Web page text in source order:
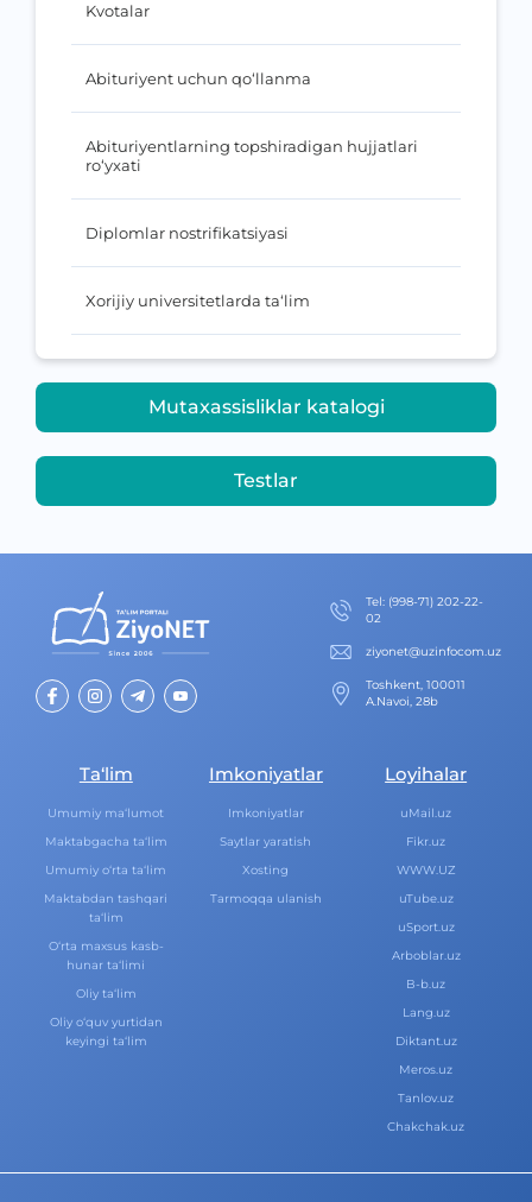
Kvotalar
Abituriyent uchun qo‘llanma
Abituriyentlarning topshiradigan hujjatlari
ro‘yxati
Diplomlar nostrifikatsiyasi
Xorijiy universitetlarda ta‘lim
Mutaxassisliklar katalogi
Testlar
Теl: (998-71) 202-22-
02
ziyonet@uzinfocom.uz
Toshkent, 100011
A.Navoi, 28b
Ta‘lim
Umumiy ma‘lumot
Maktabgacha ta‘lim
Umumiy o‘rta ta‘lim
Maktabdan tashqari
ta‘lim
O‘rta maxsus kasb-
hunar ta‘limi
Oliy ta‘lim
Oliy o‘quv yurtidan
keyingi ta‘lim
Imkoniyatlar
Imkoniyatlar
Saytlar yaratish
Xosting
Tarmoqqa ulanish
Loyihalar
uMail.uz
Fikr.uz
WWW.UZ
uTube.uz
uSport.uz
Arboblar.uz
B-b.uz
Lang.uz
Diktant.uz
Meros.uz
Tanlov.uz
Chakchak.uz